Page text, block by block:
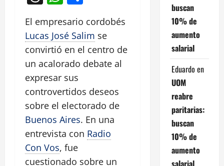
El empresario cordobés
Lucas José Salim se
convirtió en el centro de
un acalorado debate al
expresar sus
controvertidos deseos
sobre el electorado de
Buenos Aires. En una
entrevista con Radio
Con Vos, fue
cuestionado sobre un
buscan
10% de
aumento
salarial
Eduardo en
UOM
reabre
paritarias:
buscan
10% de
aumento
salarial